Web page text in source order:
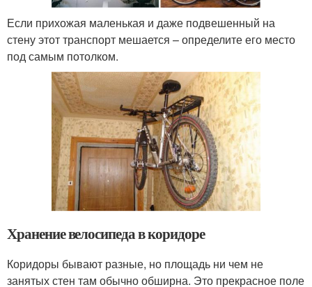
Если прихожая маленькая и даже подвешенный на
стену этот транспорт мешается – определите его место
под самым потолком.
Хранение велосипеда в коридоре
Коридоры бывают разные, но площадь ни чем не
занятых стен там обычно обширна. Это прекрасное поле